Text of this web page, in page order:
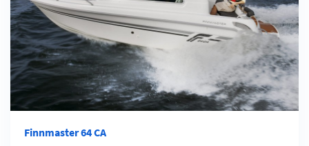
Finnmaster 64 CA